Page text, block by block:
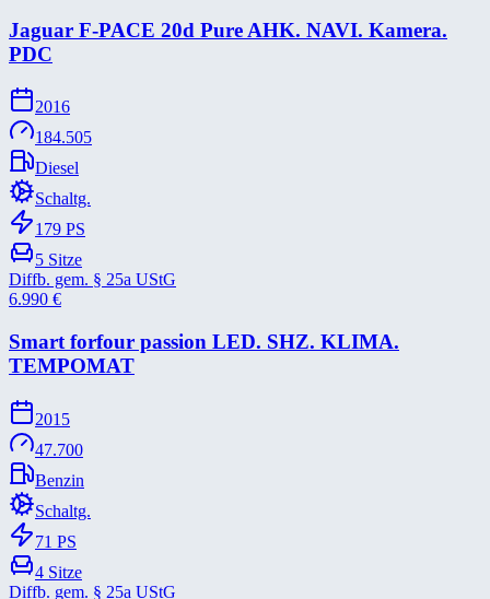
Jaguar F-​PACE 20d Pure AHK. NAVI. Kamera.
PDC
2016
184.505
Diesel
Schaltg.
179 PS
5 Sitze
Diffb. gem. § 25a UStG
6.990 €
Smart forfour passion LED. SHZ. KLIMA.
TEMPOMAT
2015
47.700
Benzin
Schaltg.
71 PS
4 Sitze
Diffb. gem. § 25a UStG